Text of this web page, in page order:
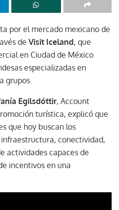
por el mercado mexicano de
de Visit Iceland, que
en Ciudad de México
especializadas en
grupos.
Egilsdóttir, Account
turística, explicó que
que hoy buscan los
conectividad,
actividades capaces de
incentivos en una